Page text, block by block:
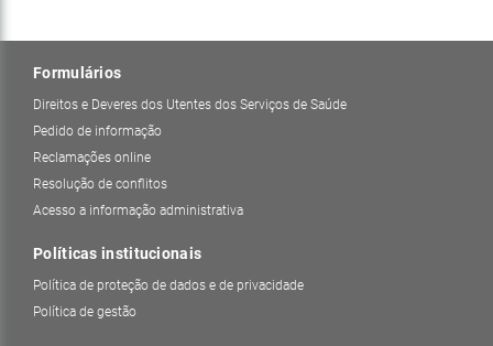
Formulários
Direitos e Deveres dos Utentes dos Serviços de Saúde
Pedido de informação
Reclamações online
Resolução de conflitos
Acesso a informação administrativa
Políticas institucionais
Política de proteção de dados e de privacidade
Política de gestão